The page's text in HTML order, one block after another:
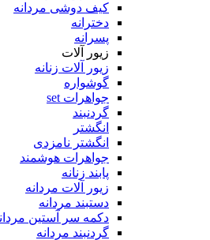
کیف دوشی مردانه
دخترانه
پسرانه
زیور آلات
زیور آلات زنانه
گوشواره
جواهرات set
گردنبند
انگشتر
انگشتر نامزدی
جواهرات هوشمند
پابند زنانه
زیور آلات مردانه
دستبند مردانه
دکمه سر آستین
گردنبند مردانه